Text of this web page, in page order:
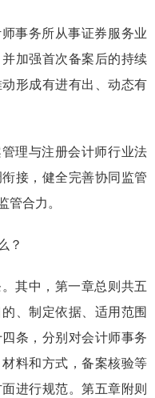
事务所从事证券服务业
加强首次备案后的持续
形成有进有出、动态有
理与注册会计师行业法
接，健全完善协同监管
管合力。
？
其中，第一章总则共五
、制定依据、适用范围
条，分别对会计师事务
料和方式，备案核验等
进行规范。第五章附则